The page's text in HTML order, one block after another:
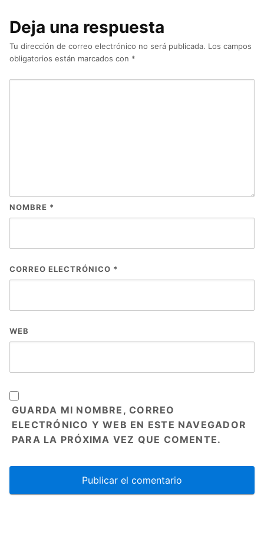
Deja una respuesta
Tu dirección de correo electrónico no será publicada. Los campos
obligatorios están marcados con *
NOMBRE *
CORREO ELECTRÓNICO *
WEB
GUARDA MI NOMBRE, CORREO
ELECTRÓNICO Y WEB EN ESTE NAVEGADOR
PARA LA PRÓXIMA VEZ QUE COMENTE.